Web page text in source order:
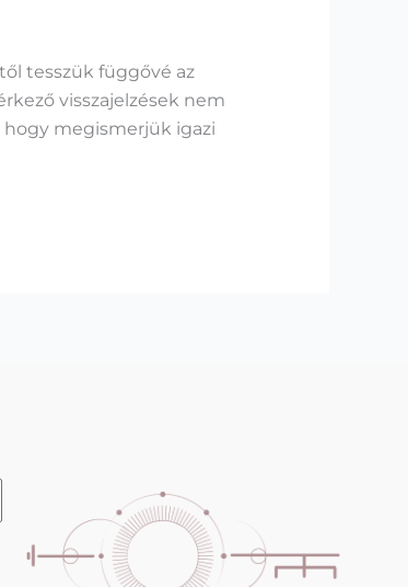
tesszük függővé az
visszajelzések nem
hogy megismerjük igazi